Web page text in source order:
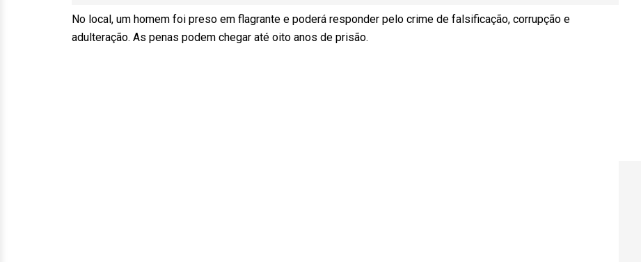
No local, um homem foi preso em flagrante e poderá responder pelo crime de falsificação, corrupção e
adulteração. As penas podem chegar até oito anos de prisão.